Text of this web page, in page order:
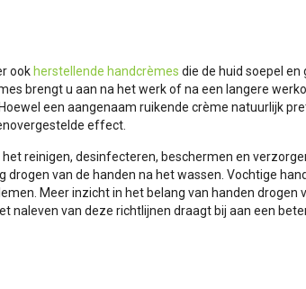
ook herstellende handcrèmes die de huid soepel
brengt u aan na het werk of na een langere
een aangenaam ruikende crème natuurlijk
effect.
reinigen, desinfecteren, beschermen en
drogen van de handen na het wassen. Vochtige
Meer inzicht in het belang van handen drogen
naleven van deze richtlijnen draagt bij aan een